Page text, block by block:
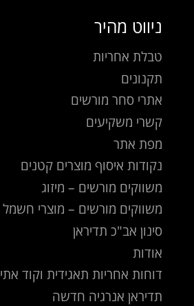
ניווט מהיר
טבלת אחריות
תקנונים
אתרי סחר מורשים
קשרי משקיעים
מפת אתר
נקודות איסוף מוצרים קטנים
משווקים מורשים – מיזוג
משווקים מורשים – מוצרי חשמל
סינון אב"כ תדיראן
אודות
דוחות אחריות תאגידית וקוד אתי
תדיראן אנרגיה חדשה